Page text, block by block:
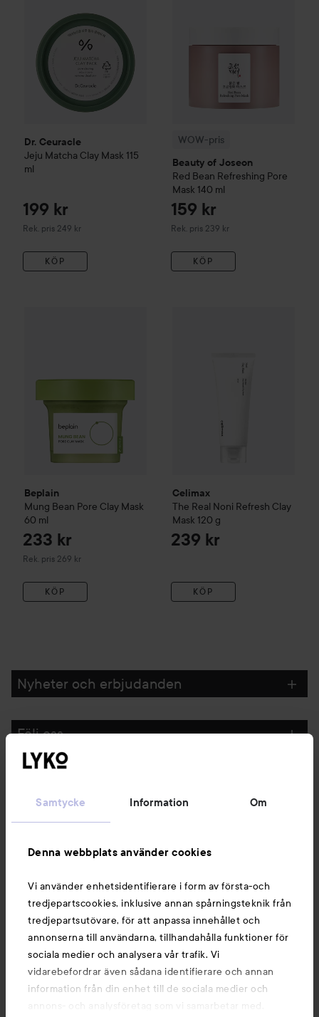
Samtycke Information Om
Denna webbplats använder cookies
Vi använder enhetsidentifierare i form av första-och
tredjepartscookies, inklusive annan spårningsteknik från
tredjepartsutövare, för att anpassa innehållet och
annonserna till användarna, tillhandahålla funktioner för
sociala medier och analysera vår trafik. Vi
vidarebefordrar även sådana identifierare och annan
information från din enhet till de sociala medier och
annons- och analysföretag som vi samarbetar med.
Dr. Ceuracle
Jeju Matcha Clay Mask 115
ml
199 kr
Rek. pris 249 kr
Rekommenderat pris 249 kr
KÖP
WOW-pris
Beauty of Joseon
Red Bean Refreshing Pore
Mask 140 ml
159 kr
Rek. pris 239 kr
Rekommenderat pris 239 kr
KÖP
Beplain
Mung Bean Pore Clay Mask
60 ml
233 kr
Rek. pris 269 kr
Rekommenderat pris 269 kr
KÖP
Celimax
The Real Noni Refresh Clay
Mask 120 g
239 kr
KÖP
Nyheter och erbjudanden
Följ oss
Du kanske också gillar